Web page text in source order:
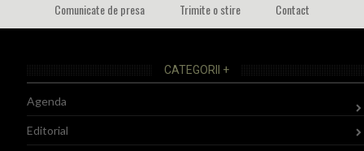
Comunicate de presa
Trimite o stire Contact
CATEGORII +
Agenda
Editorial